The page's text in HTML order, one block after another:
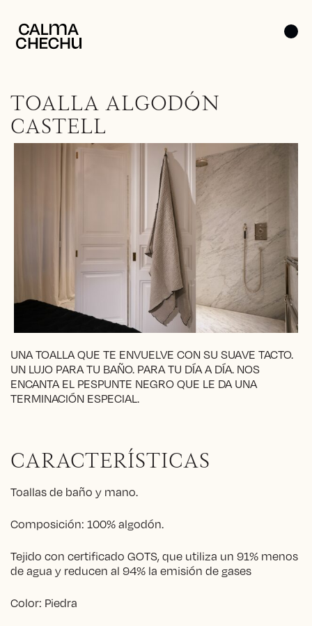
TOALLA ALGODÓN
CASTELL
UNA TOALLA QUE TE ENVUELVE CON SU SUAVE TACTO.
UN LUJO PARA TU BAÑO. PARA TU DÍA A DÍA. NOS
ENCANTA EL PESPUNTE NEGRO QUE LE DA UNA
TERMINACIÓN ESPECIAL.
CARACTERÍSTICAS
Toallas de baño y mano.
Composición: 100% algodón.
Tejido con certificado GOTS, que utiliza un 91% menos
de agua y reducen al 94% la emisión de gases
Color: Piedra